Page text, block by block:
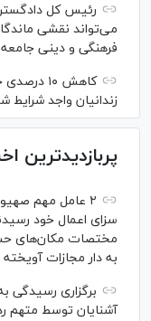
رئیس کل
می‌تواند نقشی
فرهنگی و دینی جامعه
زندانیان واجد
پربازدیدترین
سزای اعمال خود
مختصات مکان‌های
به دار مجازات
برگزاری رسیدگی
آشنایان توسط متهم